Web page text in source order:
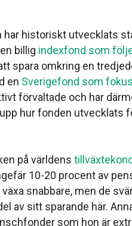
har historiskt utvecklats
billig indexfond som
spara omkring en
en Sverigefond som
förvaltade och har
hur fonden utvecklats
på världens
10-20 procent av
snabbare, men de
av sitt sparande här.
som hon är